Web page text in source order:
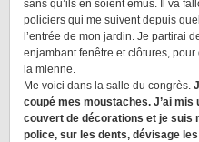
sans qu’ils en soient émus. Il va
policiers qui me suivent depuis
l’entrée de mon jardin. Je partirai
enjambant fenêtre et clôtures,
la mienne.
Me voici dans la salle du congrès.
coupé mes moustaches. J’ai mis
couvert de décorations et je suis
police, sur les dents, dévisage